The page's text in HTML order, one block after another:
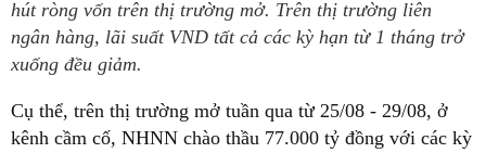
hút ròng vốn trên thị trường mở. Trên thị trường liên
ngân hàng, lãi suất VND tất cả các kỳ hạn từ 1 tháng trở
xuống đều giảm.
Cụ thể, trên thị trường mở tuần qua từ 25/08 - 29/08, ở
kênh cầm cố, NHNN chào thầu 77.000 tỷ đồng với các kỳ